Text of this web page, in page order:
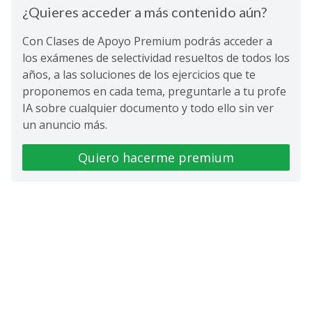
¿Quieres acceder a más contenido aún?
Con Clases de Apoyo Premium podrás acceder a
los exámenes de selectividad resueltos de todos los
años, a las soluciones de los ejercicios que te
proponemos en cada tema, preguntarle a tu profe
IA sobre cualquier documento y todo ello sin ver
un anuncio más.
Quiero hacerme premium